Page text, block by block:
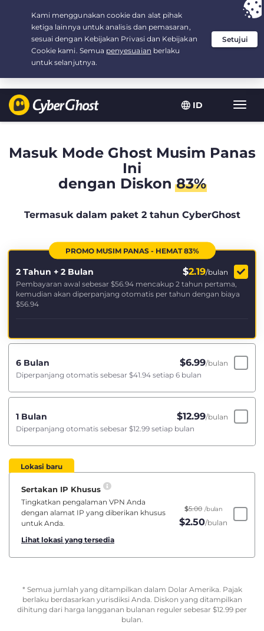
ID
Your choice: The Best Dealfor 2.1666666666667-years at $
/month
Masuk Mode Ghost Musim Panas
Ini
dengan Diskon83%
Termasuk dalam paket 2 tahun CyberGhost
PROMO MUSIM PANAS - HEMAT 83%
2 Tahun + 2 Bulan $2.19/bulan
Pembayaran awal sebesar $56.94 mencakup 2 tahun pertama,
kemudian akan diperpanjang otomatis per tahun dengan biaya
$56.94
6 Bulan $6.99/bulan
Diperpanjang otomatis sebesar $41.94 setiap 6 bulan
1 Bulan $12.99/bulan
Diperpanjang otomatis sebesar $12.99 setiap bulan
Lokasi baru
Sertakan IP Khusus
Tingkatkan pengalaman VPN Anda
dengan alamat IP yang diberikan khusus
untuk Anda.
Lihat lokasi yang tersedia
$5.00 /bulan
$2.50/bulan
* Semua jumlah yang ditampilkan dalam Dolar Amerika. Pajak
berlaku berdasarkan yurisdiksi Anda. Diskon yang ditampilkan
dihitung dari harga langganan bulanan reguler sebesar $12.99 per
bulan.